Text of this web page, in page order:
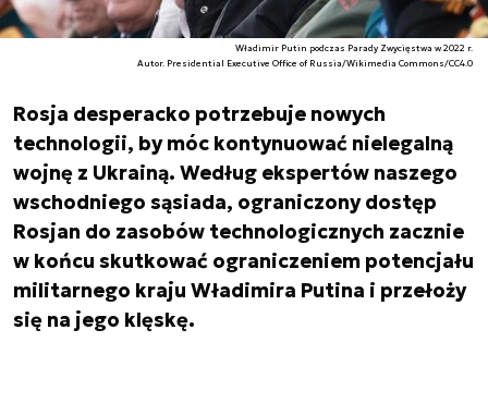
Władimir Putin podczas Parady Zwycięstwa w 2022 r.
Autor. Presidential Executive Office of Russia/Wikimedia Commons/CC4.0
Rosja desperacko potrzebuje nowych
technologii, by móc kontynuować nielegalną
wojnę z Ukrainą. Według ekspertów naszego
wschodniego sąsiada, ograniczony dostęp
Rosjan do zasobów technologicznych zacznie
w końcu skutkować ograniczeniem potencjału
militarnego kraju Władimira Putina i przełoży
się na jego klęskę.